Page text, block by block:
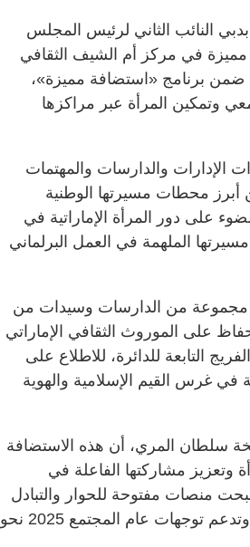
النائب الثاني لرئيس المجلس
مميزة في مركز أم الشيف الثقافي
من ١٠٫٣٠ صباحاً إلى ١١٫٣٠ صباحاً، ضمن برنامج «استضافة مميزة»،
وتمكين المرأة عبر مراكزها
الإدارات والدارسات والمهتمات
محطات مسيرتها الوطنية
على دور المرأة الإماراتية في
مسيرتها الملهمة في العمل البرلماني
مجموعة من الدارسات وسيدات من
على الموروث الثقافي الإماراتي
التابعة للدائرة، للاطلاع على
في غرس القيم الإسلامية والهوية
سلطان المري، أن هذه الاستضافة
وتعزيز مشاركتها الفاعلة في
منصات مفتوحة للحوار والتبادل
المعرفي، تُبرز النماذج النسائية الإماراتية الملهمة، وتدعم توجهات عام المجتمع 2025 نحو